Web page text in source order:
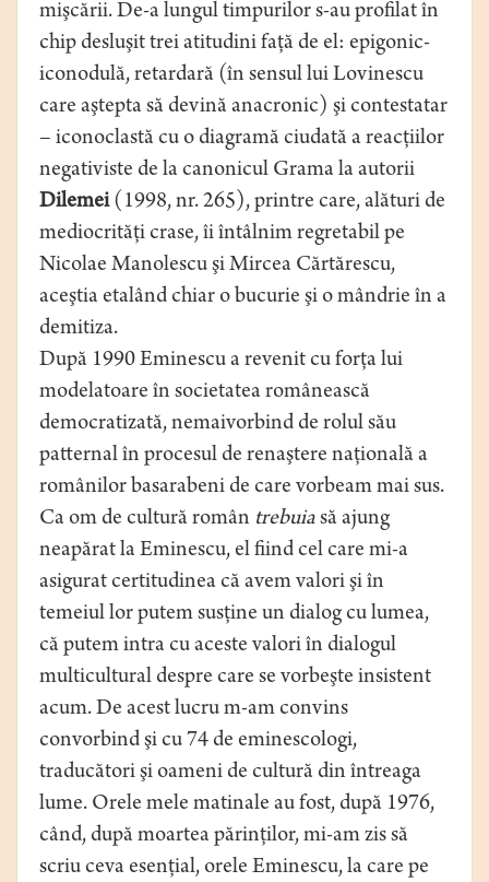
mişcării. De-a lungul timpurilor s-au profilat în
chip desluşit trei atitudini faţă de el: epigonic-
iconodulă, retardară (în sensul lui Lovinescu
care aştepta să devină anacronic) şi contestatar
– iconoclastă cu o diagramă ciudată a reacţiilor
negativiste de la canonicul Grama la autorii
Dilemei(1998, nr. 265), printre care, alături de
mediocrităţi crase, îi întâlnim regretabil pe
Nicolae Manolescu şi Mircea Cărtărescu,
aceştia etalând chiar o bucurie şi o mândrie în a
demitiza.
După 1990 Eminescu a revenit cu forţa lui
modelatoare în societatea românească
democratizată, nemaivorbind de rolul său
patternal în procesul de renaştere naţională a
românilor basarabeni de care vorbeam mai sus.
Ca om de cultură român trebuiasă ajung
neapărat la Eminescu, el fiind cel care mi-a
asigurat certitudinea că avem valori şi în
temeiul lor putem susţine un dialog cu lumea,
că putem intra cu aceste valori în dialogul
multicultural despre care se vorbeşte insistent
acum. De acest lucru m-am convins
convorbind şi cu 74 de eminescologi,
traducători şi oameni de cultură din întreaga
lume. Orele mele matinale au fost, după 1976,
când, după moartea părinţilor, mi-am zis să
scriu ceva esenţial, orele Eminescu, la care pe